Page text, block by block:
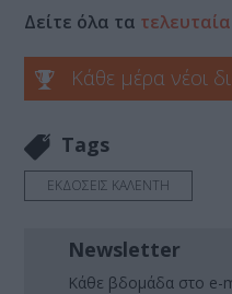
Δείτε όλα τα
Κάθε μέρα νέοι
Tags
ΕΚΔΟΣΕΙΣ ΚΑΛΕΝΤΗ
Newsletter
Κάθε βδομάδα στο e-